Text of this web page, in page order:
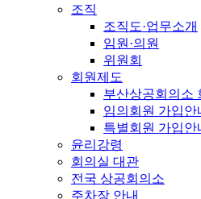
조직
조직도·업무소개
임원·의원
위원회
회원제도
부산상공회의소
임의회원 가입안
특별회원 가입안
윤리강령
회의실 대관
전국 상공회의소
주차장 안내